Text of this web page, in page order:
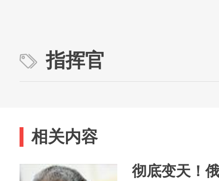
指挥官
相关内容
彻底变天！